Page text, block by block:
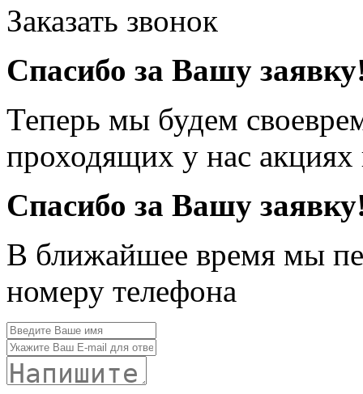
Заказать звонок
Спасибо за Вашу
Теперь мы будем
проходящих у нас
Спасибо за Вашу
В ближайшее время мы
номеру телефона